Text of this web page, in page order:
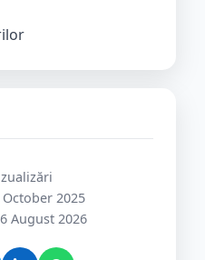
2025
August 2026